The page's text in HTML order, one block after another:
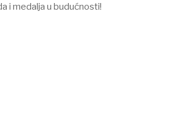
i medalja u budućnosti!